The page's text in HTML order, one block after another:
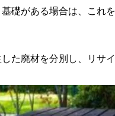
礎がある場合は、これ
た廃材を分別し、リサ